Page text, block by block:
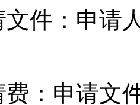
文件：申请
费：申请文